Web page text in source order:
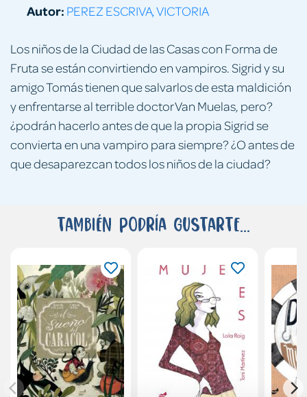
Los niños de la Ciudad de las Casas con Forma de
Fruta se están convirtiendo en vampiros. Sigrid y su
amigo Tomás tienen que salvarlos de esta maldición
y enfrentarse al terrible doctor Van Muelas, pero?
¿podrán hacerlo antes de que la propia Sigrid se
convierta en una vampiro para siempre? ¿O antes de
que desaparezcan todos los niños de la ciudad?
Autor: PEREZ ESCRIVA, VICTORIA
También podría gustarte...